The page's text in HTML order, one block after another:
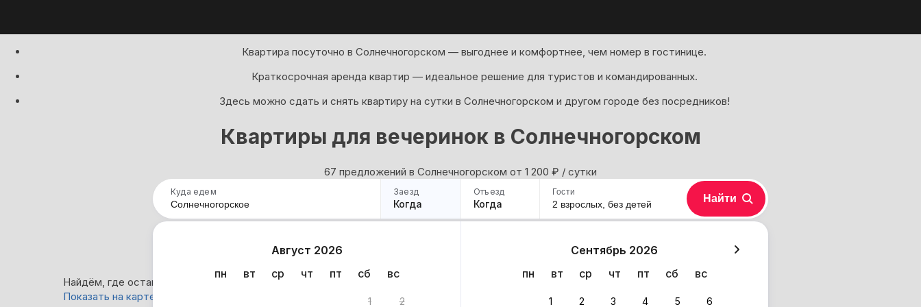
Квартира посуточно в Солнечногорском — выгоднее и комфортнее, чем номер в гостинице.
Краткосрочная аренда квартир — идеальное решение для туристов и командированных.
Здесь можно сдать и снять квартиру на сутки в Солнечногорском и другом городе без посредников!
Квартиры для вечеринок в Солнечногорском
67 предложений в Солнечногорском oт 1 200 ₽ / сутки
Куда едем Заезд
Когда
Отъезд
Когда
Август 2026
пн
вт ср чт пт сб вс
1 2
Сентябрь 2026
пн
вт ср чт пт сб вс
1 2 3 4 5 6
Гости
2 взрослых, без детей Найти
Найдём, где остановиться в Солнечногорском: 67 вариантов
Показать на карте